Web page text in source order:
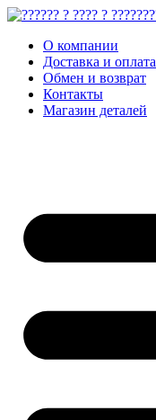
О компании
Доставка и оплата
Обмен и возврат
Контакты
Магазин деталей